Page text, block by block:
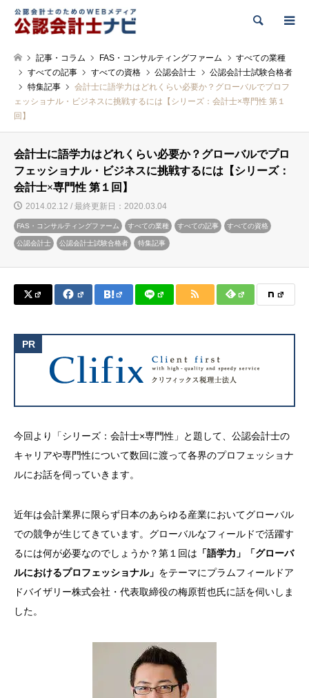
検索
記事・コラム FAS・コンサルティングファーム
すべての業種
すべての記事
すべての資格 公認会計士
公認会計士試験合格者
特集記事
会計士に語学力はどれくらい必要か？グローバルでプロフ
ェッショナル・ビジネスに挑戦するには【シリーズ：会計士×専門性 第１
回】
会計士に語学力はどれくらい必要か？グローバルでプロ
フェッショナル・ビジネスに挑戦するには【シリーズ：
会計士×専門性 第１回】
2014.02.12 / 最終更新日：2020.03.04
FAS・コンサルティングファーム すべての業種 すべての記事 すべての資格
公認会計士 公認会計士試験合格者 特集記事
今回より「シリーズ：会計士×専門性」と題して、公認会計士の
キャリアや専門性について数回に渡って各界のプロフェッショナ
ルにお話を伺っていきます。
近年は会計業界に限らず日本のあらゆる産業においてグローバル
での競争が生じてきています。グローバルなフィールドで活躍す
るには何が必要なのでしょうか？第１回は 「語学力」「グローバ
ルにおけるプロフェッショナル」 をテーマにプラムフィールドア
ドバイザリー株式会社・代表取締役の梅原哲也氏に話を伺いしま
した。